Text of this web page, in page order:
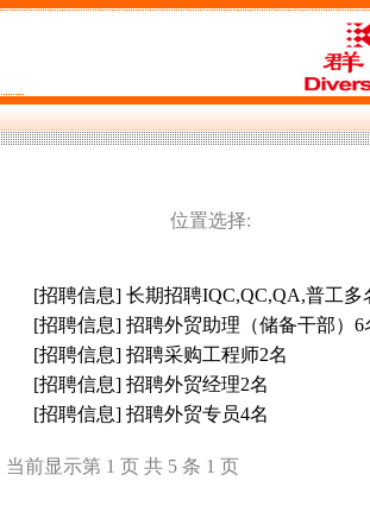
群望
位置选择:
[招聘信息] 长期招聘IQC,QC,QA,普工多
[招聘信息] 招聘外贸助理（储备干部）6
[招聘信息] 招聘采购工程师2名
[招聘信息] 招聘外贸经理2名
[招聘信息] 招聘外贸专员4名
当前显示第 1 页 共 5 条 1 页